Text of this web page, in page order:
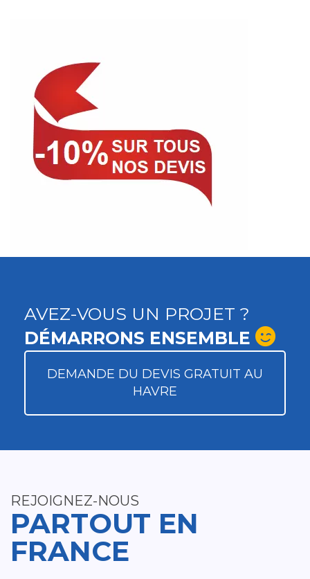
AVEZ-VOUS UN PROJET ?
DÉMARRONS ENSEMBLE
DEMANDE DU DEVIS GRATUIT AU
HAVRE
REJOIGNEZ-NOUS
PARTOUT EN
FRANCE